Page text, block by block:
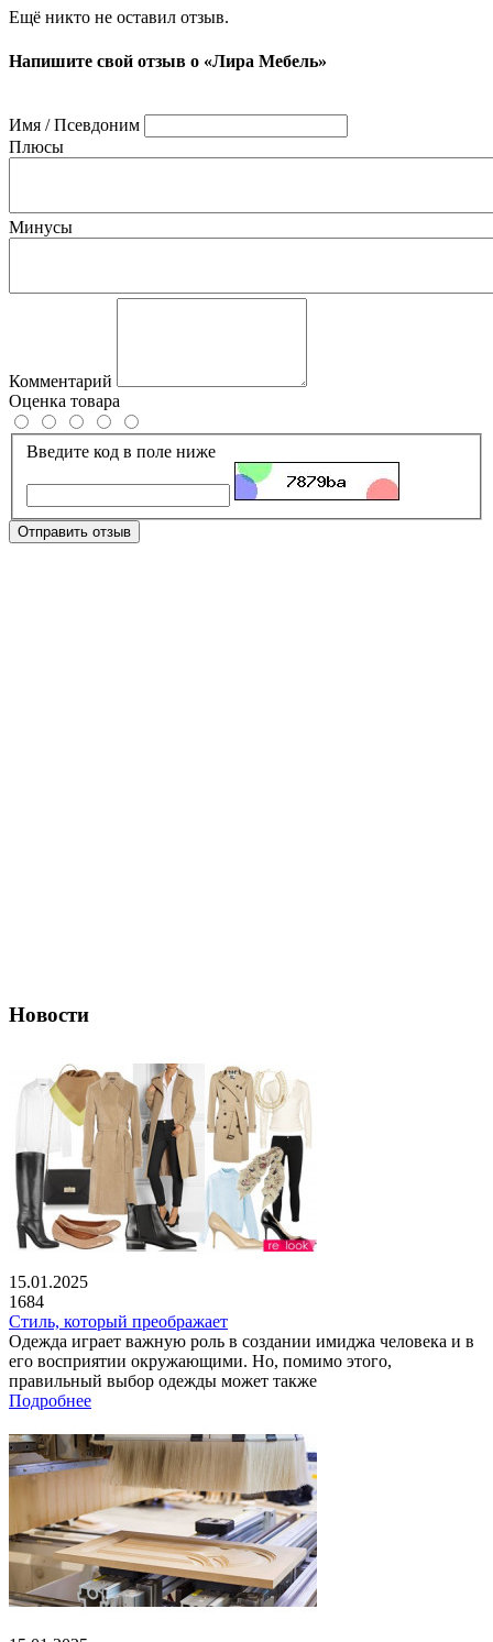
Ещё никто не оставил отзыв.
Напишите свой отзыв о «Лира Мебель»
Имя / Псевдоним
Плюсы
Минусы
Комментарий
Оценка товара
Введите код в поле ниже
Отправить отзыв
Новости
15.01.2025
1684
Стиль, который преображает
Одежда играет важную роль в создании имиджа человека и в
его восприятии окружающими. Но, помимо этого,
правильный выбор одежды может также
Подробнее